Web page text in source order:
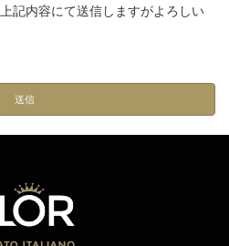
記内容にて送信しますがよろしい